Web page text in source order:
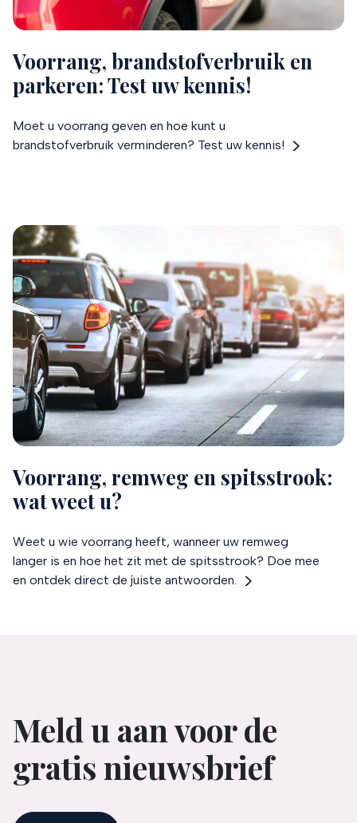
Voorrang, brandstofverbruik en
parkeren: Test uw kennis!
Moet u voorrang geven en hoe kunt u
brandstofverbruik verminderen? Test uw kennis!
Voorrang, remweg en spitsstrook:
wat weet u?
Weet u wie voorrang heeft, wanneer uw remweg
langer is en hoe het zit met de spitsstrook? Doe mee
en ontdek direct de juiste antwoorden.
Meld u aan voor de
gratis nieuwsbrief